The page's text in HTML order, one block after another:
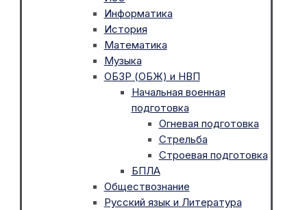
Информатика
История
Математика
Музыка
ОБЗР (ОБЖ) и НВП
Начальная военная
подготовка
Огневая подготовка
Стрельба
Строевая подготовка
БПЛА
Обществознание
Русский язык и Литература